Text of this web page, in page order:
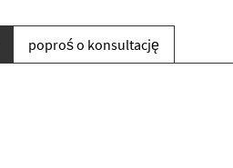
poproś o konsultację